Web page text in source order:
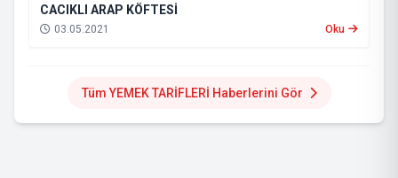
CACIKLI ARAP KÖFTESİ
03.05.2021 Oku
Tüm YEMEK TARİFLERİ Haberlerini Gör